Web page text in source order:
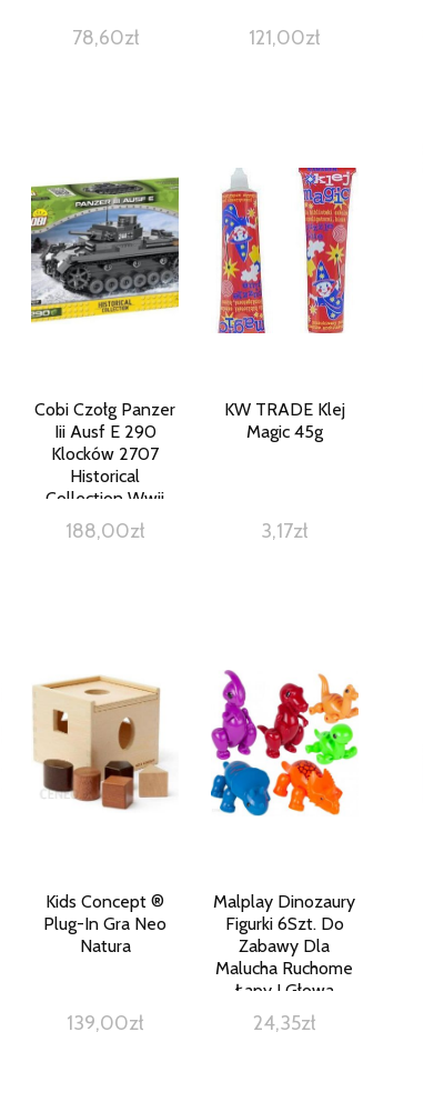
78,60zł 121,00zł
Cobi Czołg Panzer
Iii Ausf E 290
Klocków 2707
Historical
Collection Wwii
188,00zł
KW TRADE Klej
Magic 45g
3,17zł
Kids Concept ®
Plug-In Gra Neo
Natura
139,00zł
Malplay Dinozaury
Figurki 6Szt. Do
Zabawy Dla
Malucha Ruchome
Łapy I Głowa
24,35zł